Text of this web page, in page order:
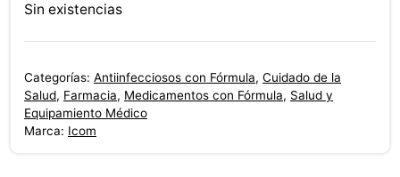
Sin existencias
Categorías: Antiinfecciosos con Fórmula, Cuidado de la
Salud, Farmacia, Medicamentos con Fórmula, Salud y
Equipamiento Médico
Marca: Icom